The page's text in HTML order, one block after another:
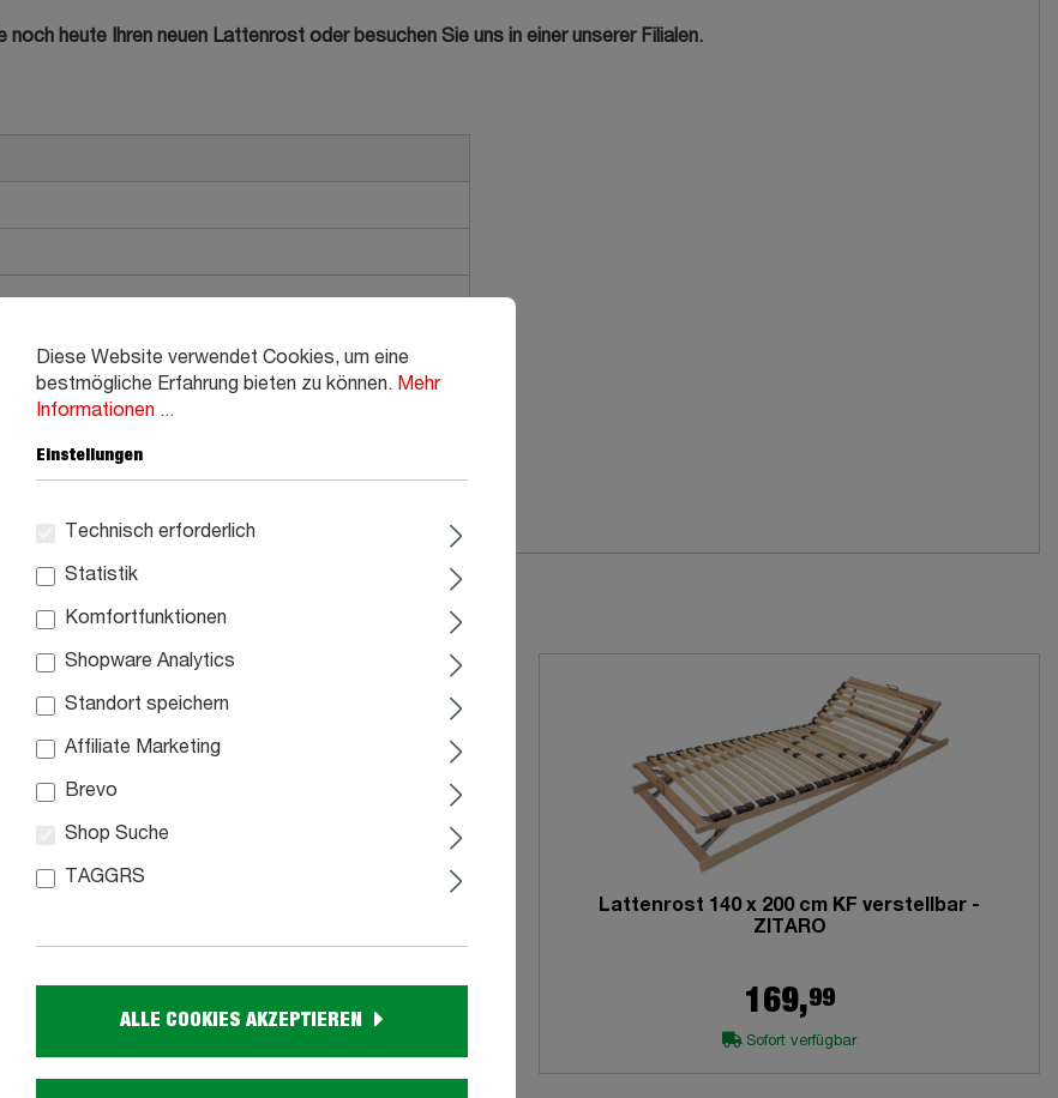
heute Ihren neuen Lattenrost oder besuchen Sie uns in einer unserer Filialen.
geeignet
bis in Ihre Wohnung
Lattenrost 140 x 200 cm KF verstellbar -
ZITARO
169,99
Sofort verfügbar
Diese Website verwendet Cookies, um eine
bestmögliche Erfahrung bieten zu können. Mehr
Informationen ...
Einstellungen
Technisch erforderlich
Statistik
Komfortfunktionen
Shopware Analytics
Standort speichern
Affiliate Marketing
Brevo
Shop Suche
TAGGRS
ALLE COOKIES AKZEPTIEREN